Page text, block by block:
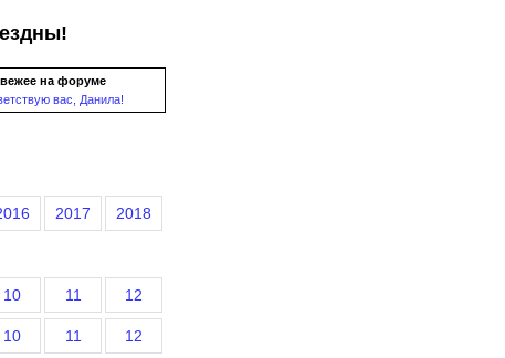
на форуме
вас, Данила!
2017 2018
10 11 12
10 11 12